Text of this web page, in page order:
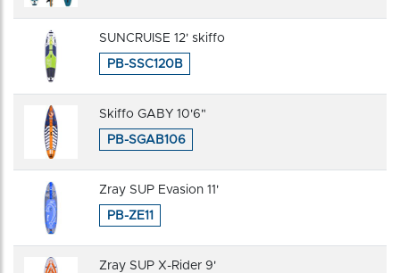
SUNCRUISE 12' skiffo
PB-SSC120B
Skiffo GABY 10'6"
PB-SGAB106
Zray SUP Evasion 11'
PB-ZE11
Zray SUP X-Rider 9'